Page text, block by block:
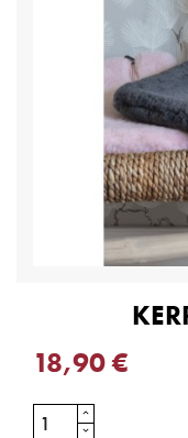
18,90 €